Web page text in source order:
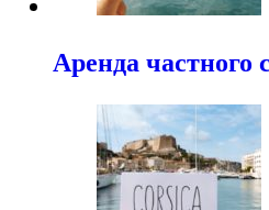
Аренда частного